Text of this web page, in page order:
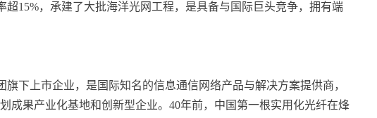
15%，承建了大批海洋光网工程，是具备与国际巨头竞争，拥有端
下上市企业，是国际知名的信息通信网络产品与解决方案提供商，
成果产业化基地和创新型企业。40年前，中国第一根实用化光纤在烽